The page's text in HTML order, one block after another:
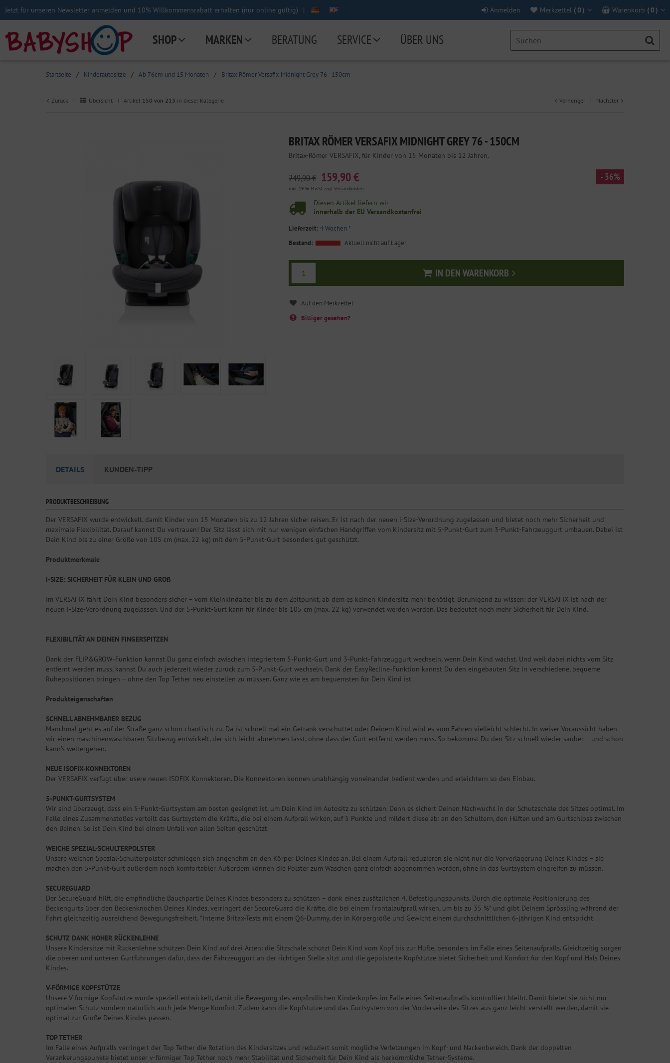
Jetzt für unseren Newsletter anmelden und 10% Willkommensrabatt erhalten (nur online gültig) | Warenkorb (0 )
Merkzettel (0 )
Anmelden
SHOP MARKEN BERATUNG SERVICE ÜBER UNS
Startseite / Kinderautositze / Ab 76cm und 15 Monaten / Britax Römer Versafix Midnight Grey 76 - 150cm
Zurück | Übersicht | Artikel 150 von 213 in dieser Kategorie Vorheriger | Nächster
BRITAX RÖMER VERSAFIX MIDNIGHT GREY 76 - 150CM
Britax-Römer VERSAFIX, für Kinder von 15 Monaten bis 12 Jahren.
249,90 € 159,90 € - 36%
inkl. 19 % MwSt. zzgl.Versandkosten
Diesen Artikel liefern wir
innerhalb der EU Versandkostenfrei
Lieferzeit: 4 Wochen *
Bestand:
Aktuell nicht auf Lager
IN DEN WARENKORB
In den Warenkorb
Billiger gesehen?
DETAILS KUNDEN-TIPP
PRODUKTBESCHREIBUNG
Der VERSAFIX wurde entwickelt, damit Kinder von 15 Monaten bis zu 12 Jahren sicher reisen. Er ist nach der neuen i-Size-Verordnung zugelassen und bietet noch mehr Sicherheit und
maximale Flexibilität. Darauf kannst Du vertrauen! Der Sitz lässt sich mit nur wenigen einfachen Handgriffen vom Kindersitz mit 5-Punkt-Gurt zum 3-Punkt-Fahrzeuggurt umbauen. Dabei ist
Dein Kind bis zu einer Größe von 105 cm (max. 22 kg) mit dem 5-Punkt-Gurt besonders gut geschützt.
Produktmerkmale
i-SIZE: SICHERHEIT FÜR KLEIN UND GROß
Im VERSAFIX fährt Dein Kind besonders sicher – vom Kleinkindalter bis zu dem Zeitpunkt, ab dem es keinen Kindersitz mehr benötigt. Beruhigend zu wissen: der VERSAFIX ist nach der
neuen i-Size-Verordnung zugelassen. Und der 5-Punkt-Gurt kann für Kinder bis 105 cm (max. 22 kg) verwendet werden werden. Das bedeutet noch mehr Sicherheit für Dein Kind.
FLEXIBILITÄT AN DEINEN FINGERSPITZEN
Dank der FLIP&GROW-Funktion kannst Du ganz einfach zwischen integriertem 5-Punkt-Gurt und 3-Punkt-Fahrzeuggurt wechseln, wenn Dein Kind wächst. Und weil dabei nichts vom Sitz
entfernt werden muss, kannst Du auch jederzeit wieder zurück zum 5-Punkt-Gurt wechseln. Dank der EasyRecline-Funktion kannst Du den eingebauten Sitz in verschiedene, bequeme
Ruhepositionen bringen – ohne den Top Tether neu einstellen zu müssen. Ganz wie es am bequemsten für Dein Kind ist.
Produkteigenschaften
SCHNELL ABNEHMBARER BEZUG
Manchmal geht es auf der Straße ganz schön chaotisch zu. Da ist schnell mal ein Getränk verschüttet oder Deinem Kind wird es vom Fahren vielleicht schlecht. In weiser Voraussicht haben
wir einen maschinenwaschbaren Sitzbezug entwickelt, der sich leicht abnehmen lässt, ohne dass der Gurt entfernt werden muss. So bekommst Du den Sitz schnell wieder sauber – und schon
kann’s weitergehen.
NEUE ISOFIX-KONNEKTOREN
Der VERSAFIX verfügt über usere neuen ISOFIX Konnektoren. Die Konnektoren können unabhängig voneinander bedient werden und erleichtern so den Einbau.
5-PUNKT-GURTSYSTEM
Wir sind überzeugt, dass ein 5-Punkt-Gurtsystem am besten geeignet ist, um Dein Kind im Autositz zu schützen. Denn es sichert Deinen Nachwuchs in der Schutzschale des Sitzes optimal. Im
Falle eines Zusammenstoßes verteilt das Gurtsystem die Kräfte, die bei einem Aufprall wirken, auf 5 Punkte und mildert diese ab: an den Schultern, den Hüften und am Gurtschloss zwischen
den Beinen. So ist Dein Kind bei einem Unfall von allen Seiten geschützt.
WEICHE SPEZIAL-SCHULTERPOLSTER
Unsere weichen Spezial-Schulterpolster schmiegen sich angenehm an den Körper Deines Kindes an. Bei einem Aufprall reduzieren sie nicht nur die Vorverlagerung Deines Kindes – sie
machen den 5-Punkt-Gurt außerdem noch komfortabler. Außerdem können die Polster zum Waschen ganz einfach abgenommen werden, ohne in das Gurtsystem eingreifen zu müssen.
SECUREGUARD
Der SecureGuard hilft, die empfindliche Bauchpartie Deines Kindes besonders zu schützen – dank eines zusätzlichen 4. Befestigungspunkts. Durch die optimale Positionierung des
Beckengurts über den Beckenknochen Deines Kindes, verringert der SecureGuard die Kräfte, die bei einem Frontalaufprall wirken, um bis zu 35 %* und gibt Deinem Sprössling während der
Fahrt gleichzeitig ausreichend Bewegungsfreiheit. *Interne Britax-Tests mit einem Q6-Dummy, der in Körpergröße und Gewicht einem durchschnittlichen 6-jährigen Kind entspricht.
SCHUTZ DANK HOHER RÜCKENLEHNE
Unsere Kindersitze mit Rückenlehne schützen Dein Kind auf drei Arten: die Sitzschale schützt Dein Kind vom Kopf bis zur Hüfte, besonders im Falle eines Seitenaufpralls. Gleichzeitig sorgen
die oberen und unteren Gurtführungen dafür, dass der Fahrzeuggurt an der richtigen Stelle sitzt und die gepolsterte Kopfstütze bietet Sicherheit und Komfort für den Kopf und Hals Deines
Kindes.
V-FÖRMIGE KOPFSTÜTZE
Unsere V-förmige Kopfstütze wurde speziell entwickelt, damit die Bewegung des empfindlichen Kinderkopfes im Falle eines Seitenaufpralls kontrolliert bleibt. Damit bietet sie nicht nur
optimalen Schutz sondern natürlich auch jede Menge Komfort. Zudem kann die Kopfstütze und das Gurtsystem von der Vorderseite des Sitzes aus ganz leicht verstellt werden, damit sie
optimal zur Größe Deines Kindes passen.
TOP TETHER
Im Falle eines Aufpralls verringert der Top Tether die Rotation des Kindersitzes und reduziert somit mögliche Verletzungen im Kopf- und Nackenbereich. Dank der doppelten
Verankerungspunkte bietet unser v-förmiger Top Tether noch mehr Stabilität und Sicherheit für Dein Kind als herkömmliche Tether-Systeme.